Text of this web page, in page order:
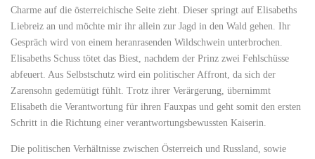
Charme auf die österreichische Seite zieht. Dieser springt auf Elisabeths
Liebreiz an und möchte mir ihr allein zur Jagd in den Wald gehen. Ihr
Gespräch wird von einem heranrasenden Wildschwein unterbrochen.
Elisabeths Schuss tötet das Biest, nachdem der Prinz zwei Fehlschüsse
abfeuert. Aus Selbstschutz wird ein politischer Affront, da sich der
Zarensohn gedemütigt fühlt. Trotz ihrer Verärgerung, übernimmt
Elisabeth die Verantwortung für ihren Fauxpas und geht somit den ersten
Schritt in die Richtung einer verantwortungsbewussten Kaiserin.
Die politischen Verhältnisse zwischen Österreich und Russland, sowie